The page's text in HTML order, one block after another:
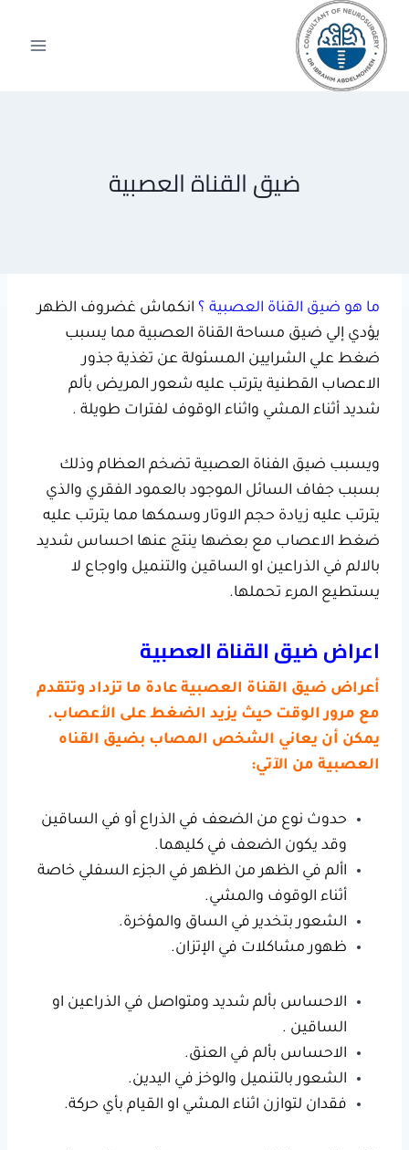
التجاوز
المحتوى
ضيق القناة العصبية
ما هو ضيق القناة العصبية ؟ انكماش غضروف الظهر
يؤدي إلي ضيق مساحة القناة العصبية مما يسبب
ضغط علي الشرايين المسئولة عن تغذية جذور
الاعصاب القطنية يترتب عليه شعور المريض بألم
شديد أثناء المشي واثناء الوقوف لفترات طويلة .
ويسبب ضيق الفناة العصبية تضخم العظام وذلك
بسبب جفاف السائل الموجود بالعمود الفقري والذي
يترتب عليه زيادة حجم الاوتار وسمكها مما يترتب عليه
ضغط الاعصاب مع بعضها ينتج عنها احساس شديد
بالالم في الذراعين او الساقين والتنميل واوجاع لا
يستطيع المرء تحملها.
اعراض ضيق القناة العصبية
أعراض ضيق القناة العصبية عادة ما تزداد وتتقدم
مع مرور الوقت حيث يزيد الضغط على الأعصاب.
يمكن أن يعاني الشخص المصاب بضيق القناه
العصبية من الآتي:
حدوث نوع من الضعف في الذراع أو في الساقين
وقد يكون الضعف في كليهما.
األم في الظهر من الظهر في الجزء السفلي خاصة
أثناء الوقوف والمشي.
الشعور بتخدير في الساق والمؤخرة.
ظهور مشاكلات في الإتزان.
الاحساس بألم شديد ومتواصل في الذراعين او
الساقين .
الاحساس بألم في العنق.
الشعور بالتنميل والوخز في اليدين.
فقدان لتوازن اثناء المشي او القيام بأي حركة.